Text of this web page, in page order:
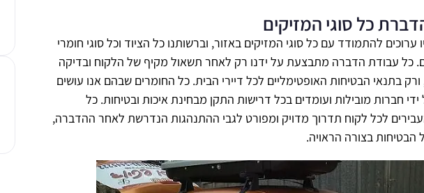
כל סוגי המזיקים
ערוכים להתמודד עם כל סוגי המזיקים באזור, וברשותנו כל הציוד וכל סוגי חומרי
כל עבודת הדברה מתבצעת על ידנו רק לאחר תשאול מקיף של הלקוח ובדיקה
בתנאי הבטיחות האופטימליים לכל דיירי הבית. כל החומרים שבהם אנו עושים
חברות מובילות ועומדים בכל דרישות התקן מבחינת איכות ובטיחות. כל
לכל לקוח תדרוך מדויק ומפורט לגבי ההתנהגות הנדרשת לאחר ההדברה,
בצורה הראויה.